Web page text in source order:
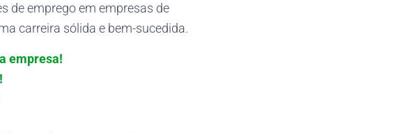
de emprego em empresas de
carreira sólida e bem-sucedida.
empresa!